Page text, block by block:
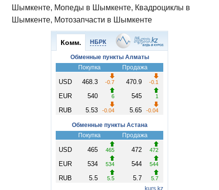
Шымкенте, Мопеды в Шымкенте, Квадроциклы в
Шымкенте, Мотозапчасти в Шымкенте